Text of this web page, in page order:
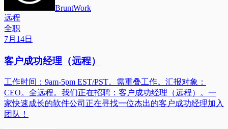
BruntWork
远程
全职
7月14日
客户成功经理（远程）
工作时间：9am-5pm EST/PST。需重叠工作。汇报对象：
CEO。全远程。我们正在招聘：客户成功经理（远程）。一
家快速成长的软件公司正在寻找一位杰出的客户成功经理加入
团队！